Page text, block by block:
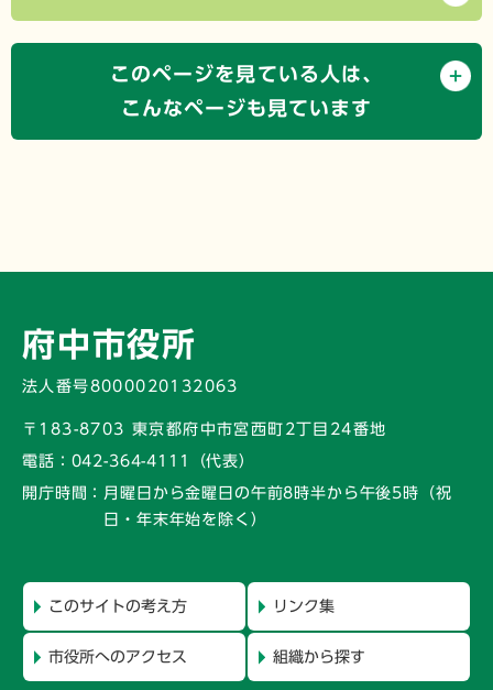
このページを見ている人は、
こんなページも見ています
府中市役所
法人番号8000020132063
〒183-8703 東京都府中市宮西町2丁目24番地
電話： 042-364-4111（代表）
開庁時間： 月曜日から金曜日の午前8時半から午後5時 （祝
日・年末年始を除く）
このサイトの考え方 リンク集
市役所へのアクセス 組織から探す